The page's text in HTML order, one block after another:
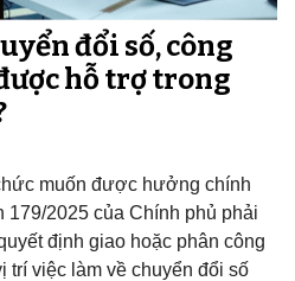
đổi số, công
hỗ trợ trong
muốn được hưởng chính
179/2025 của Chính phủ phải
định giao hoặc phân công
trí việc làm về chuyển đổi số